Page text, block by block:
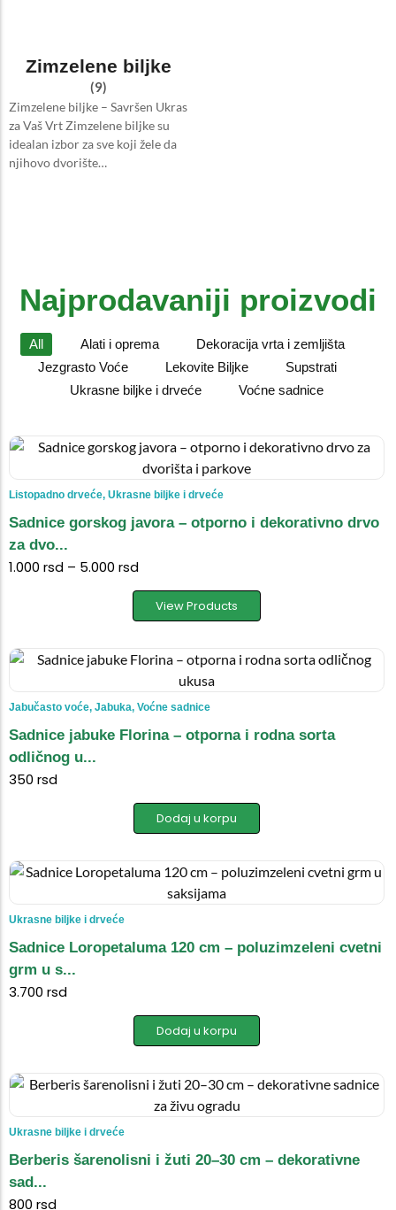
Zimzelene biljke
(9)
Zimzelene biljke – Savršen Ukras
za Vaš Vrt Zimzelene biljke su
idealan izbor za sve koji žele da
njihovo dvorište…
Najprodavaniji proizvodi
All Alati i oprema
Dekoracija vrta i zemljišta
Jezgrasto Voće
Lekovite Biljke
Supstrati
Ukrasne biljke i drveće
Voćne sadnice
Listopadno drveće, Ukrasne biljke i drveće
Sadnice gorskog javora – otporno i dekorativno drvo
za dvo...
1.000 rsd – 5.000 rsd
View Products
Jabučasto voće, Jabuka, Voćne sadnice
Sadnice jabuke Florina – otporna i rodna sorta
odličnog u...
350 rsd
Dodaj u korpu
Ukrasne biljke i drveće
Sadnice Loropetaluma 120 cm – poluzimzeleni cvetni
grm u s...
3.700 rsd
Dodaj u korpu
Ukrasne biljke i drveće
Berberis šarenolisni i žuti 20–30 cm – dekorativne
sad...
800 rsd